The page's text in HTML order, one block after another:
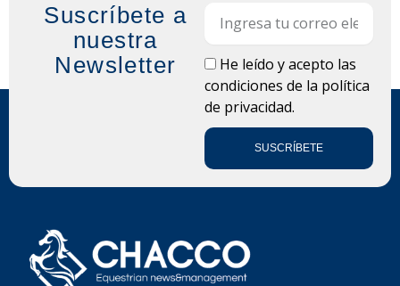
Suscríbete a
nuestra
Newsletter
LOPDHe leído y acepto las
condiciones de la política
de privacidad.
SUSCRÍBETE